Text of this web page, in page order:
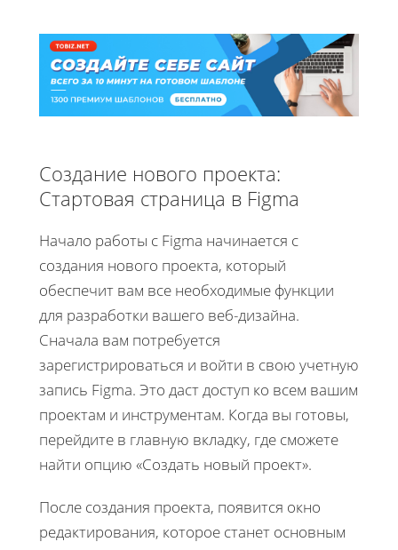
Создание нового проекта:
Стартовая страница в Figma
Начало работы с Figma начинается с
создания нового проекта, который
обеспечит вам все необходимые функции
для разработки вашего веб-дизайна.
Сначала вам потребуется
зарегистрироваться и войти в свою учетную
запись Figma. Это даст доступ ко всем вашим
проектам и инструментам. Когда вы готовы,
перейдите в главную вкладку, где сможете
найти опцию «Создать новый проект».
После создания проекта, появится окно
редактирования, которое станет основным